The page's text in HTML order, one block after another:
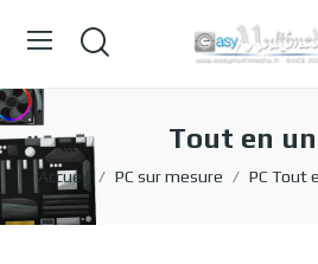
Tout en
Accueil PC sur mesure PC Tout